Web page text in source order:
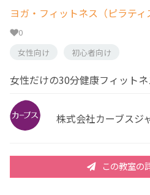
ヨガ・フィットネス（ピラティ
0
女性向け
初心者向け
女性だけの30分健康フィット
株式会社カーブスジ
この教室の